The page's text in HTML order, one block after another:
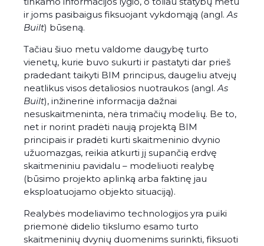
ir joms pasibaigus fiksuojant vykdomąją (angl. As
Built) būseną.
Tačiau šiuo metu valdome daugybę turto
vienetų, kurie buvo sukurti ir pastatyti dar prieš
pradedant taikyti BIM principus, daugeliu atvejų
neatlikus visos detaliosios nuotraukos (angl. As
Built), inžinerinė informacija dažnai
nesuskaitmeninta, nėra trimačių modelių. Be to,
net ir norint pradėti naują projektą BIM
principais ir pradėti kurti skaitmeninio dvynio
užuomazgas, reikia atkurti jį supančią erdvę
skaitmeniniu pavidalu – modeliuoti realybę
(būsimo projekto aplinką arba faktinę jau
eksploatuojamo objekto situaciją).
Realybės modeliavimo technologijos yra puiki
priemonė didelio tikslumo esamo turto
skaitmeninių dvynių duomenims surinkti, fiksuoti